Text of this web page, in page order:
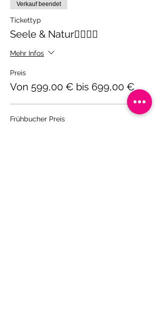
Verkauf beendet
Tickettyp
Seele & Natur🧘🏻‍♀️⛰️
Mehr Infos
Preis
Von 599,00 € bis 699,00 €
Frühbucher Preis